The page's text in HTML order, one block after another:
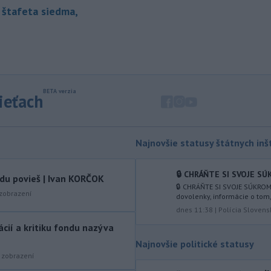
štafeta siedma,
(SHMÚ) o tom informuje na webe.
zatváraní pobočiek prevažne v
obciach. Od začiatku roka
trvalo ukončilo prevádzku 41
nepovinných prevádzok, ktoré
- Nepálski záchranári
povieš | Ivan KORČOK
zobrazení
a kritiku fondu nazýva
zobrazení
Najnovšie statusy štátnych
🔒 CHRÁŇTE SI SVOJE
🔒 CHRÁŇTE SI SVOJE
dovolenky, informácie o
dnes 11:38 | Polícia
Najnovšie politické statusy